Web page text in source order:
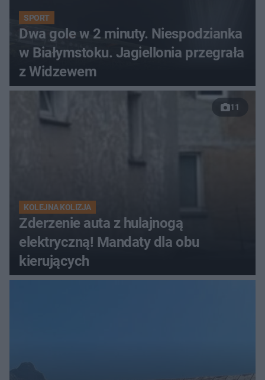
SPORT
Dwa gole w 2 minuty. Niespodzianka
w Białymstoku. Jagiellonia przegrała
z Widzewem
11
KOLEJNA KOLIZJA
Zderzenie auta z hulajnogą
elektryczną! Mandaty dla obu
kierujących